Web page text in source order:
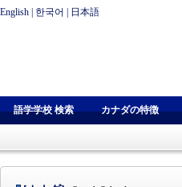
English 한국어 日本語
語学学校 検索 カナダの特徴